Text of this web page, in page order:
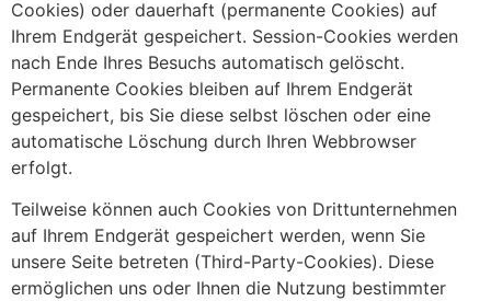
Cookies) oder dauerhaft (permanente Cookies) auf
Ihrem Endgerät gespeichert. Session-Cookies werden
nach Ende Ihres Besuchs automatisch gelöscht.
Permanente Cookies bleiben auf Ihrem Endgerät
gespeichert, bis Sie diese selbst löschen oder eine
automatische Löschung durch Ihren Webbrowser
erfolgt.
Teilweise können auch Cookies von Drittunternehmen
auf Ihrem Endgerät gespeichert werden, wenn Sie
unsere Seite betreten (Third-Party-Cookies). Diese
ermöglichen uns oder Ihnen die Nutzung bestimmter